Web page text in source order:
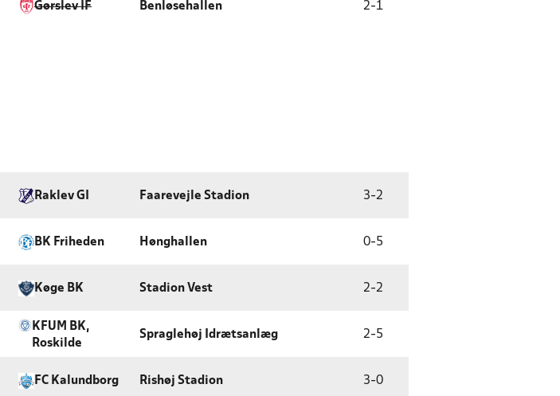
Gørslev IF Benløsehallen 2-1
Raklev GI Faarevejle Stadion 3-2
BK Friheden Hønghallen 0-5
Køge BK Stadion Vest 2-2
KFUM BK,
Roskilde
Spraglehøj Idrætsanlæg 2-5
FC Kalundborg Rishøj Stadion 3-0